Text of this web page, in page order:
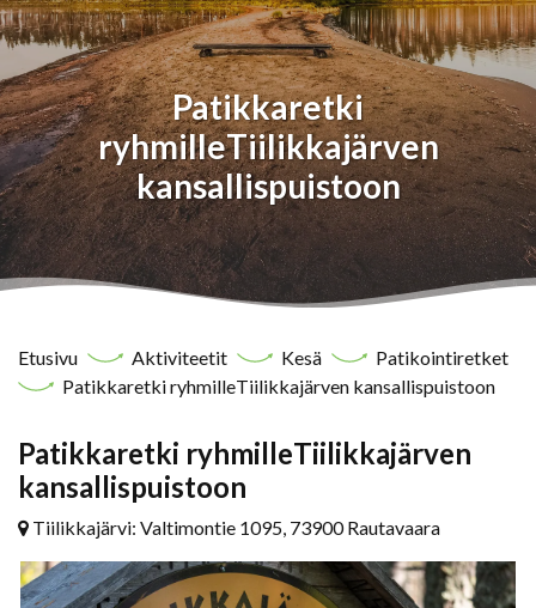
Patikkaretki
ryhmilleTiilikkajärven
kansallispuistoon
Etusivu Aktiviteetit Kesä
Patikointiretket
Patikkaretki ryhmilleTiilikkajärven kansallispuistoon
Patikkaretki ryhmilleTiilikkajärven
kansallispuistoon
Tiilikkajärvi: Valtimontie 1095, 73900 Rautavaara